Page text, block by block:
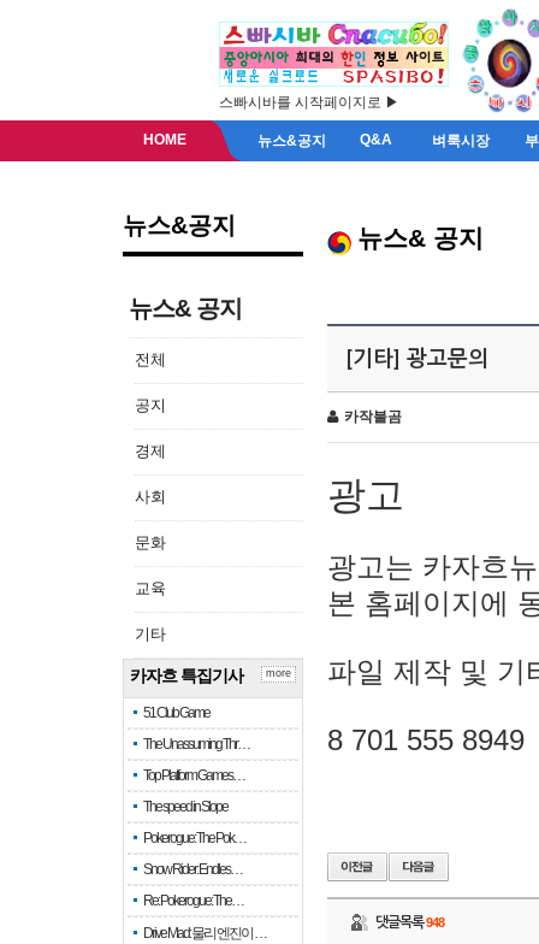
스빠시바를 시작페이지로 ▶
HOME 뉴스&공지 Q&A 벼룩시장
뉴스&공지
뉴스& 공지
전체
공지
경제
사회
문화
교육
기타
카자흐 특집기사
51 Club Game
The Unassuming Thr…
Top Platform Games…
The speed in Slope
Pokerogue: The Pok…
Snow Rider: Endles…
Re: Pokerogue: The…
Drive Mad: 물리 엔진이 …
more
뉴스& 공지
[기타] 광고문의
카작불곰
광고
광고는 카자흐
본 홈페이지에
파일 제작 및 기
8 701 555 8949
댓글목록948